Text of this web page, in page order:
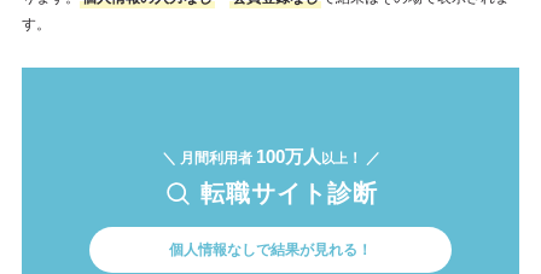
す。
＼ 月間利用者 100万人 以上！ ／
転職サイト診断
個人情報なしで結果が見れる！